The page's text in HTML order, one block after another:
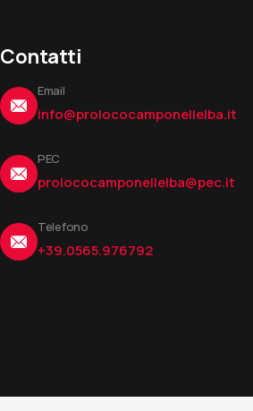
Contatti
Email
info@prolococamponellelba.it
PEC
prolococamponellelba@pec.it
Telefono
+39.0565.976792